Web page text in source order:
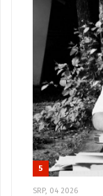
5
SRP, 04 2026